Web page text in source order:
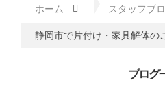
ホーム スタッフブ
静岡市で片付け・家具解体の
ブログ